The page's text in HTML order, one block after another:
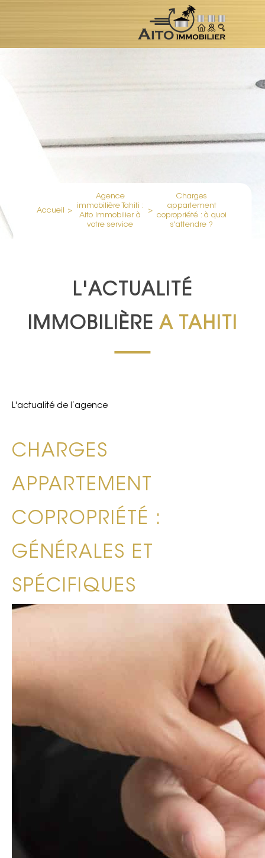
Accueil >
Agence
immobilière Tahiti :
Aito Immobilier à
votre service
>
Charges
appartement
copropriété : à quoi
s'attendre ?
L'ACTUALITÉ
IMMOBILIÈRE A TAHITI
L'actualité de l’agence
CHARGES
APPARTEMENT
COPROPRIÉTÉ :
GÉNÉRALES ET
SPÉCIFIQUES